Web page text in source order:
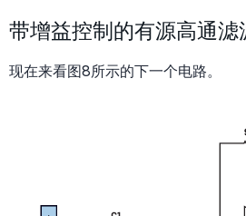
带增益控制的有源高通滤
现在来看图8所示的下一个电路。